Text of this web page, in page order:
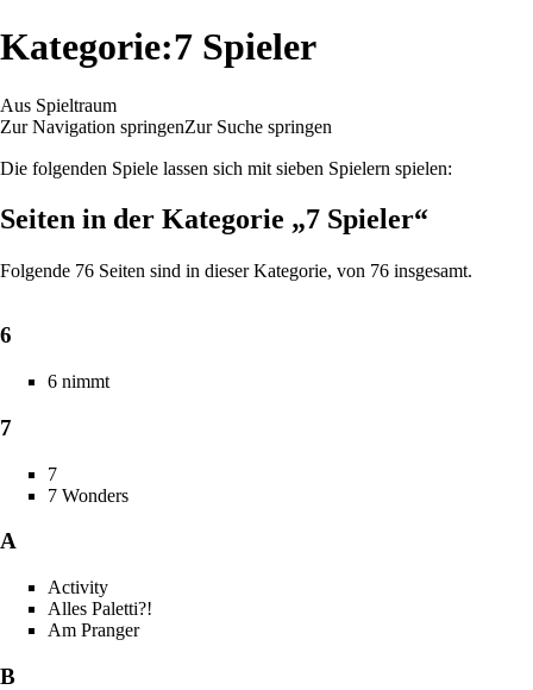
Kategorie:7 Spieler
Aus Spieltraum
Zur Navigation springenZur Suche springen
Die folgenden Spiele lassen sich mit sieben Spielern spielen:
Seiten in der Kategorie „7 Spieler“
Folgende 76 Seiten sind in dieser Kategorie, von 76 insgesamt.
6
6 nimmt
7
7
7 Wonders
A
Activity
Alles Paletti?!
Am Pranger
B